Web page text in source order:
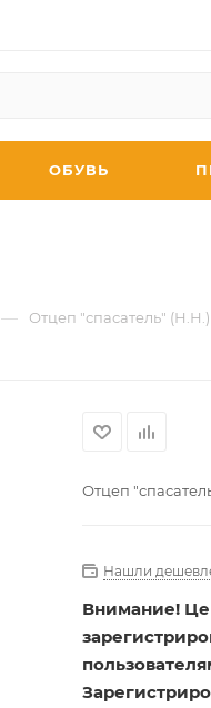
ОБУВЬ
— Отцеп "спасатель" (Н.Н.)
Отцеп
Нашли
Внимание!